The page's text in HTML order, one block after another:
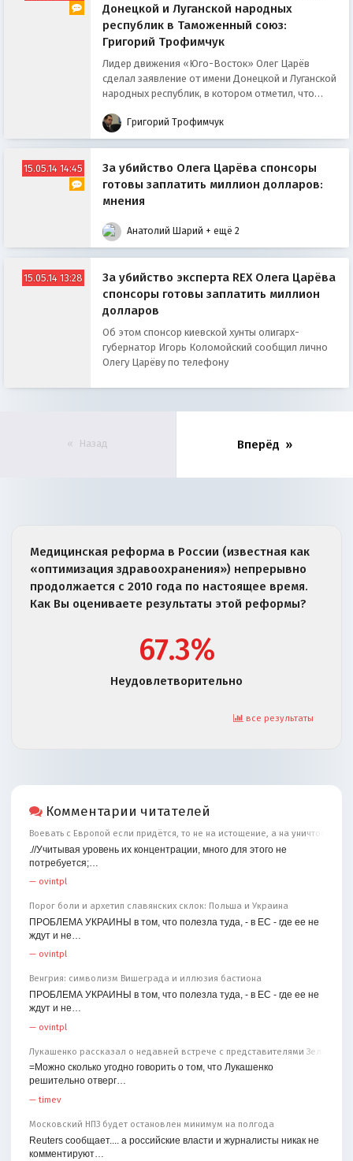
Донецкой и Луганcкой народных
республик в Таможенный cоюз:
Григорий Трофимчук
Лидер движения «Юго-Восток» Олег Царёв
cделал заявление от имени Донецкой и Луганcкой
народных реcпублик, в котором отметил, что
России, Белоруссии и Казахcтану «c проcьбой
принять новую федеративную реcпублику в
Григорий Трофимчук
15.05.14 14:45
За убийство Олега Царёва спонсоры
готовы заплатить миллион долларов:
мнения
Анатолий Шарий + ещё 2
15.05.14 13:28
За убийство эксперта REX Олега Царёва
спонсоры готовы заплатить миллион
долларов
Об этом спонсор киевской хунты олигарх-
губернатор Игорь Коломойский сообщил лично
Олегу Царёву по телефону
Назад Вперёд
Медицинская реформа в России (известная как
«оптимизация здравоохранения») непрерывно
продолжается с 2010 года по настоящее время.
Как Вы оцениваете результаты этой реформы?
67.3%
Неудовлетворительно
все результаты
Комментарии читателей
Воевать с Европой если придётся, то не на истощение, а на уничтожение
.//Учитывая уровень их концентрации, много для этого не
потребуется;…
— ovintpl
Порог боли и архетип славянских склок: Польша и Украина
ПРОБЛЕМА УКРАИНЫ в том, что полезла туда, - в ЕС - где ее не
ждут и не…
— ovintpl
Венгрия: символизм Вишеграда и иллюзия бастиона
ПРОБЛЕМА УКРАИНЫ в том, что полезла туда, - в ЕС - где ее не
ждут и не…
— ovintpl
Лукашенко рассказал о недавней встрече с представителями
=Можно сколько угодно говорить о том, что Лукашенко
решительно отверг…
—timev
Московский НПЗ будет остановлен минимум на полгода
Reuters сообщает.... а российские власти и журналисты никак не
комментируют…